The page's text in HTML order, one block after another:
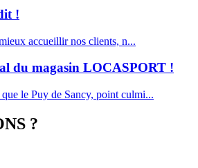
!
accueillir nos clients, n...
du magasin LOCASPORT !
le Puy de Sancy, point culmi...
?